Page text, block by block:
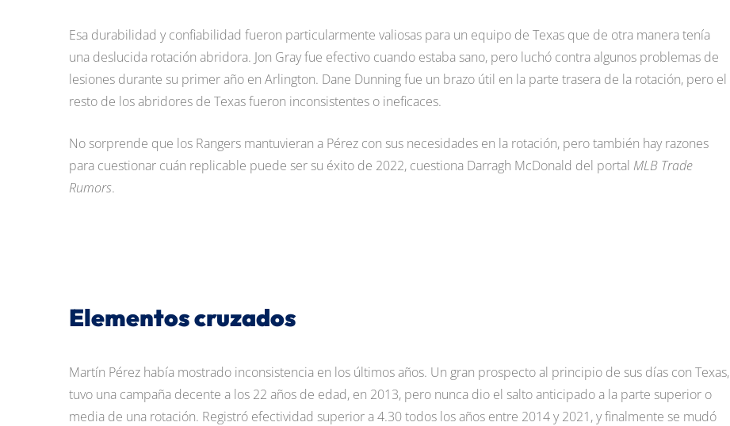
Esa durabilidad y confiabilidad fueron particularmente valiosas para un equipo de Texas que de otra manera tenía
una deslucida rotación abridora. Jon Gray fue efectivo cuando estaba sano, pero luchó contra algunos problemas de
lesiones durante su primer año en Arlington. Dane Dunning fue un brazo útil en la parte trasera de la rotación, pero el
resto de los abridores de Texas fueron inconsistentes o ineficaces.
No sorprende que los Rangers mantuvieran a Pérez con sus necesidades en la rotación, pero también hay razones
para cuestionar cuán replicable puede ser su éxito de 2022, cuestiona Darragh McDonald del portal MLB Trade
Rumors.
Elementos cruzados
Martín Pérez había mostrado inconsistencia en los últimos años. Un gran prospecto al principio de sus días con Texas,
tuvo una campaña decente a los 22 años de edad, en 2013, pero nunca dio el salto anticipado a la parte superior o
media de una rotación. Registró efectividad superior a 4.30 todos los años entre 2014 y 2021, y finalmente se mudó